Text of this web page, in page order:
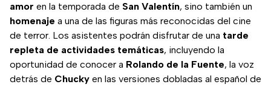
amor en la temporada de San Valentín, sino también un
homenaje a una de las figuras más reconocidas del cine
de terror. Los asistentes podrán disfrutar de una tarde
repleta de actividades temáticas, incluyendo la
oportunidad de conocer a Rolando de la Fuente, la voz
detrás de Chucky en las versiones dobladas al español de